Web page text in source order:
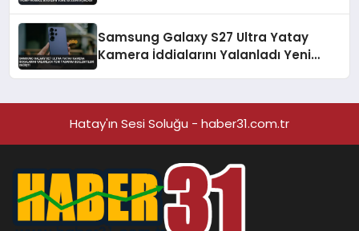
Samsung Galaxy S27 Ultra Yatay
Kamera İddialarını Yalanladı Yeni
Hatay'ın Sesi Soluğu - haber31.com.tr